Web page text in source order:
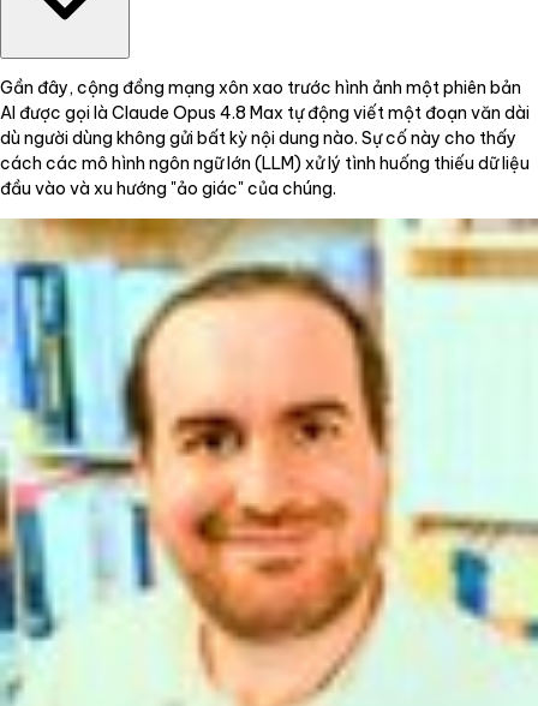
Gần đây, cộng đồng mạng xôn xao trước hình ảnh một phiên bản
AI được gọi là Claude Opus 4.8 Max tự động viết một đoạn văn dài
dù người dùng không gửi bất kỳ nội dung nào. Sự cố này cho thấy
cách các mô hình ngôn ngữ lớn (LLM) xử lý tình huống thiếu dữ liệu
đầu vào và xu hướng "ảo giác" của chúng.